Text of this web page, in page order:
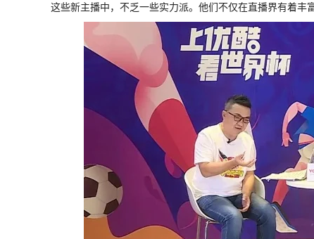
这些新主播中，不乏一些实力派。他们不仅在直播界有着丰